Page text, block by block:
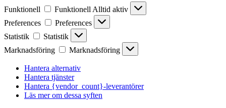
Funktionell Funktionell Alltid aktiv
Preferences
Preferences
Statistik
Statistik
Marknadsföring
Marknadsföring
Hantera alternativ
Hantera tjänster
Hantera {vendor_count}-leverantörer
Läs mer om dessa syften